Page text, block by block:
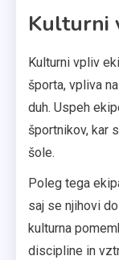
Kulturni
Kulturni vpliv
športa, vpliva
duh. Uspeh
športnikov, kar
šole.
Poleg tega
saj se njihovi
kulturna
discipline in